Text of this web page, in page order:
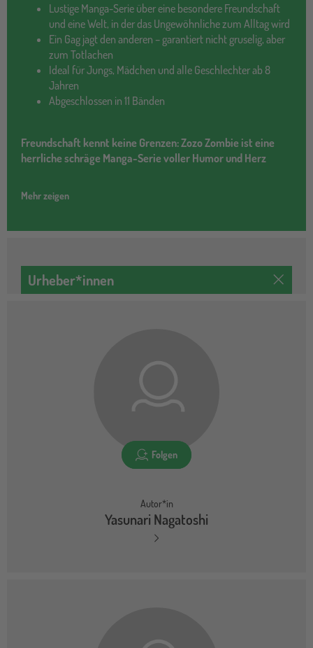
Lustige Manga-Serie über eine besondere Freundschaft
und eine Welt, in der das Ungewöhnliche zum Alltag wird
Ein Gag jagt den anderen – garantiert nicht gruselig, aber
zum Totlachen
Ideal für Jungs, Mädchen und alle Geschlechter ab 8
Jahren
Abgeschlossen in 11 Bänden
Freundschaft kennt keine Grenzen: Zozo Zombie ist eine
herrliche schräge Manga-Serie voller Humor und Herz
Mehr zeigen
Urheber*innen
Folgen
Autor*in
Yasunari Nagatoshi